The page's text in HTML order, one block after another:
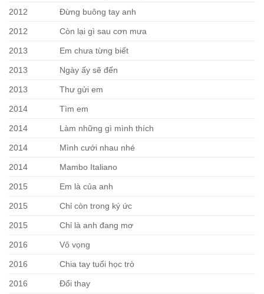
2012 Đừng buông tay anh
2012 Còn lại gì sau cơn mưa
2013 Em chưa từng biết
2013 Ngày ấy sẽ đến
2013 Thư gửi em
2014 Tìm em
2014 Làm những gì mình thích
2014 Mình cưới nhau nhé
2014 Mambo Italiano
2015 Em là của anh
2015 Chỉ còn trong ký ức
2015 Chỉ là anh đang mơ
2016 Vô vọng
2016 Chia tay tuổi học trò
2016 Đổi thay